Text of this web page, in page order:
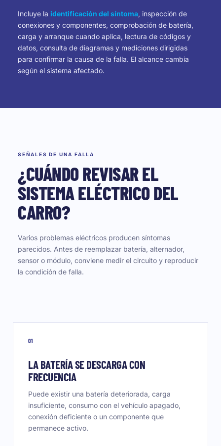
Incluye la identificación del síntoma, inspección de
conexiones y componentes, comprobación de batería,
carga y arranque cuando aplica, lectura de códigos y
datos, consulta de diagramas y mediciones dirigidas
para confirmar la causa de la falla. El alcance cambia
según el sistema afectado.
SEÑALES DE UNA FALLA
¿CUÁNDO REVISAR EL
SISTEMA ELÉCTRICO DEL
CARRO?
Varios problemas eléctricos producen síntomas
parecidos. Antes de reemplazar batería, alternador,
sensor o módulo, conviene medir el circuito y reproducir
la condición de falla.
01
LA BATERÍA SE DESCARGA CON
FRECUENCIA
Puede existir una batería deteriorada, carga
insuficiente, consumo con el vehículo apagado,
conexión deficiente o un componente que
permanece activo.